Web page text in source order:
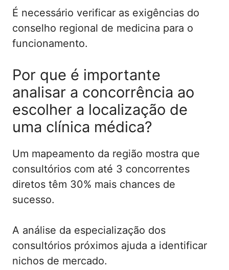
É necessário verificar as exigências do
conselho regional de medicina para o
funcionamento.
Por que é importante
analisar a concorrência ao
escolher a localização de
uma clínica médica?
Um mapeamento da região mostra que
consultórios com até 3 concorrentes
diretos têm 30% mais chances de
sucesso.
A análise da especialização dos
consultórios próximos ajuda a identificar
nichos de mercado.